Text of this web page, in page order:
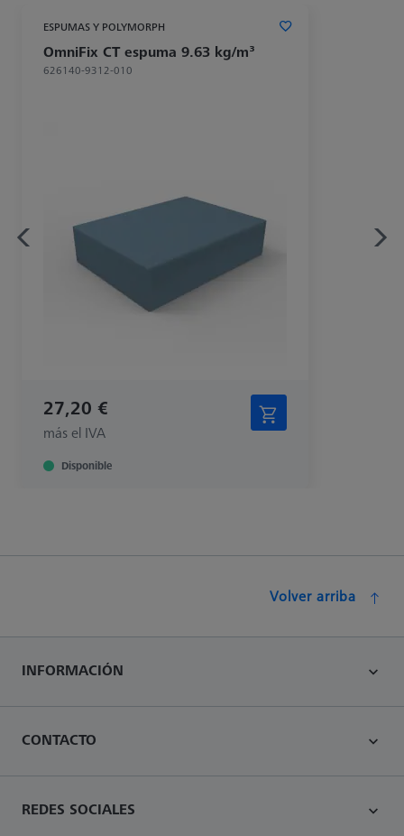
ESPUMAS Y POLYMORPH
OmniFix CT espuma 9.63 kg/m³
626140-9312-010
27,20 €
más el IVA
Disponible
Volver arriba
INFORMACIÓN
CONTACTO
REDES SOCIALES